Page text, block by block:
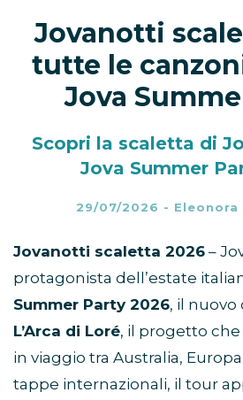
Jovanotti
tutte le
Jova
Scopri la scaletta di
Jova Summer
29/07/2026 - Eleonora
Jovanotti scaletta 2026 –
protagonista dell’estate
Summer Party 2026, il nuovo
L’Arca di Loré, il progetto
in viaggio tra Australia,
tappe internazionali, il tour